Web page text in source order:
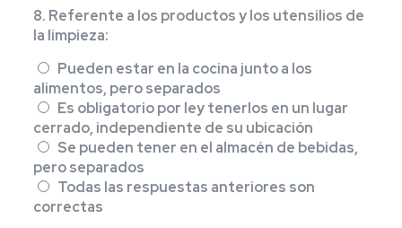
8. Referente a los productos y los utensilios de
la limpieza:
Pueden estar en la cocina junto a los
alimentos, pero separados
Es obligatorio por ley tenerlos en un lugar
cerrado, independiente de su ubicación
Se pueden tener en el almacén de bebidas,
pero separados
Todas las respuestas anteriores son
correctas